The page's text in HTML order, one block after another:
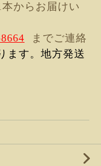
からお届けい
までご連絡
ます。地方発送